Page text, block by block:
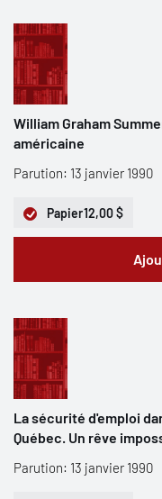
William Graham
américaine
Parution: 13 janvier 1990
Papier12,00 $
La sécurité d'emploi
Québec. Un rêve
Parution: 13 janvier 1990